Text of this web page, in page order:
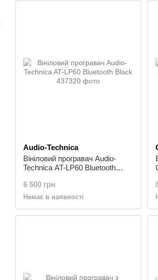
Audio-Technica
Вініловий програвач Audio-
Technica AT-LP60 Bluetooth
6 500 грн
Немає в наявності